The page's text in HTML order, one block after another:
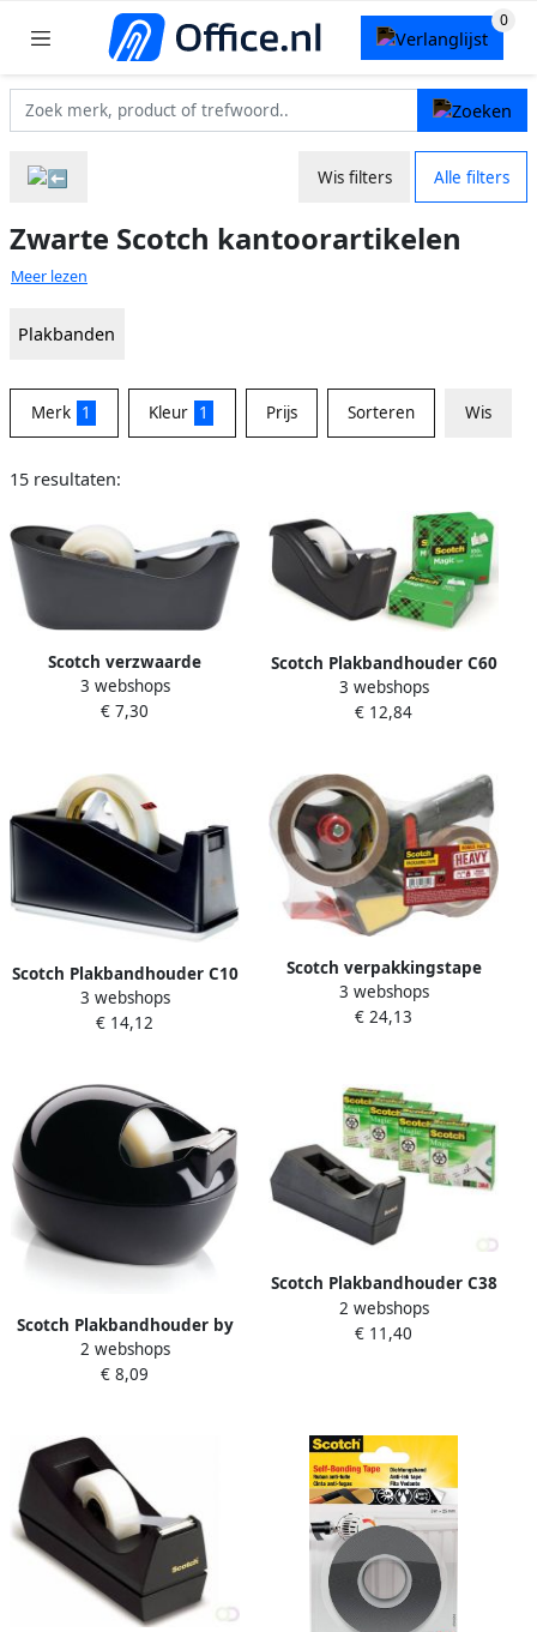
Wis filters Alle filters
Zwarte Scotch kantoorartikelen
Meer lezen
Plakbanden
Merk 1 Kleur 1 Prijs Sorteren Wis
15 resultaten:
Scotch verzwaarde
plakbandafroller inclusief 1
rol Magic Tape zwart
3 webshops
€ 7,30
Scotch Plakbandhouder C60
zwart + 4 rollen Magic tape
19mmx33m 5 stuks
3 webshops
€ 12,84
Scotch Plakbandhouder C10
rol tot 66m verzwaard
zwart
3 webshops
€ 14,12
Scotch verpakkingstape
Heavy ft 50 mm x 66 m
bruin 2 rollen met Pistol
3 webshops
€ 24,13
Scotch Plakbandhouder by
Karim Rashid zwart + 1 rol
magic tape 19mmx7.5m
2 webshops
€ 8,09
Scotch Plakbandhouder C38
zwart + 4 rollen magic tape
19mmx33m
2 webshops
€ 11,40